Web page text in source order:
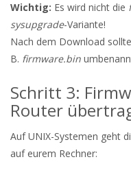
Wichtig: Es wird nicht die
sysupgrade-Variante!
Nach dem Download
B. firmware.bin
Schritt 3:
Router
Auf UNIX-Systemen geht
auf eurem Rechner: